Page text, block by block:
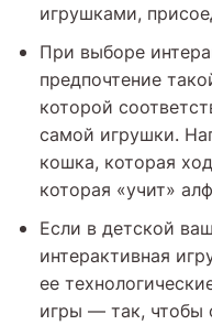
игрушками,
При выборе
предпочтение
которой
самой игрушки.
кошка, которая
которая «учит»
Если в детской
интерактивная
ее
игры — так, чтобы